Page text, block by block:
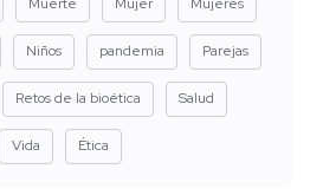
Niños pandemia Parejas
Retos de la bioética Salud
Vida Ética